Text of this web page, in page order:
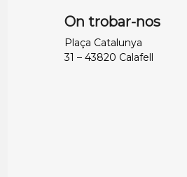
On trobar-nos
Plaça Catalunya
31 – 43820 Calafell